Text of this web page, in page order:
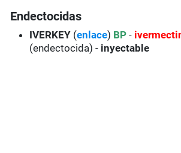
Endectocidas
IVERKEY (enlace) BP-
(endectocida) - inyectable